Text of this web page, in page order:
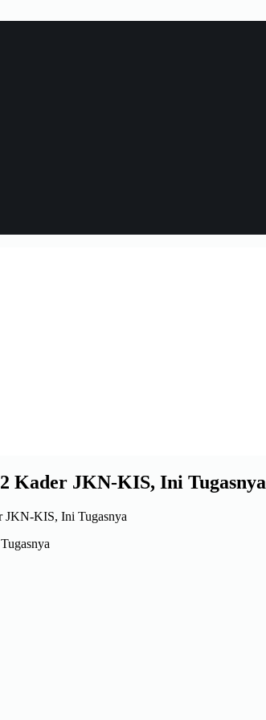
Kader JKN-KIS, Ini Tugasnya